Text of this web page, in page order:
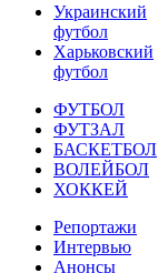
Украинский
футбол
Харьковский
футбол
ФУТБОЛ
ФУТЗАЛ
БАСКЕТБОЛ
ВОЛЕЙБОЛ
ХОККЕЙ
Репортажи
Интервью
Анонсы